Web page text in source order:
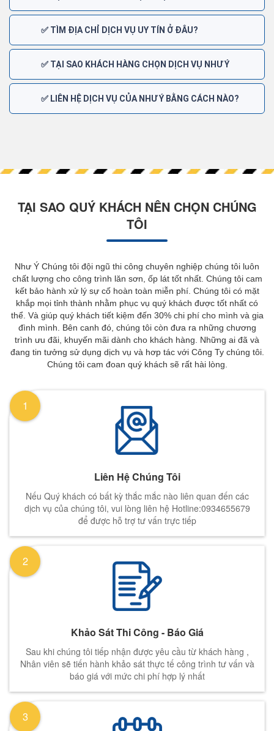
✅ TÌM ĐỊA CHỈ DỊCH VỤ UY TÍN Ở ĐÂU?
✅ TẠI SAO KHÁCH HÀNG CHỌN DỊCH VỤ NHƯ Ý
✅ LIÊN HỆ DỊCH VỤ CỦA NHƯ Ý BẰNG CÁCH NÀO?
TẠI SAO QUÝ KHÁCH NÊN CHỌN CHÚNG
TÔI
Như Ý Chúng tôi đội ngũ thi công chuyên nghiệp chúng tôi luôn
chất lượng cho công trình lăn sơn, ốp lát tốt nhất. Chúng tôi cam
kết bảo hành xử lý sự cố hoàn toàn miễn phí. Chúng tôi có mặt
khắp mọi tỉnh thành nhằm phục vụ quý khách được tốt nhất có
thể. Và giúp quý khách tiết kiệm đến 30% chi phí cho mình và gia
đình mình. Bên canh đó, chúng tôi còn đưa ra những chương
trình ưu đãi, khuyến mãi dành cho khách hàng. Những ai đã và
đang tin tưởng sử dụng dịch vụ và hơp tác với Công Ty chúng tôi.
Chúng tôi cam đoan quý khách sẽ rất hài lòng.
Liên Hệ Chúng Tôi
Nếu Quý khách có bất kỳ thắc mắc nào liên quan đến các
dịch vụ của chúng tôi, vui lòng liên hệ Hotline:0934655679
để được hỗ trợ tư vấn trực tiếp
1
Khảo Sát Thi Công - Báo Giá
Sau khi chúng tôi tiếp nhận được yêu cầu từ khách hàng ,
Nhân viên sẽ tiến hành khảo sát thực tế công trình tư vấn và
báo giá với mức chi phí hợp lý nhất
2
3